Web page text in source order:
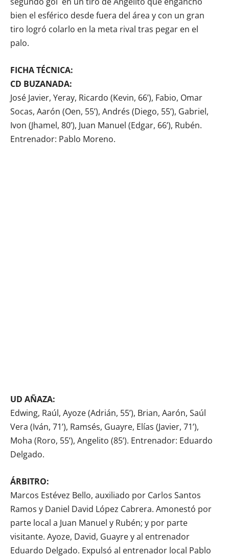
bien el esférico desde fuera del área y con un gran
tiro logró colarlo en la meta rival tras pegar en el
palo.
FICHA TÉCNICA:
CD BUZANADA:
José Javier, Yeray, Ricardo (Kevin, 66’), Fabio, Omar
Socas, Aarón (Oen, 55’), Andrés (Diego, 55’), Gabriel,
Ivon (Jhamel, 80’), Juan Manuel (Edgar, 66’), Rubén.
Entrenador: Pablo Moreno.
UD AÑAZA:
Edwing, Raúl, Ayoze (Adrián, 55’), Brian, Aarón, Saúl
Vera (Iván, 71’), Ramsés, Guayre, Elías (Javier, 71’),
Moha (Roro, 55’), Angelito (85’). Entrenador: Eduardo
Delgado.
ÁRBITRO:
Marcos Estévez Bello, auxiliado por Carlos Santos
Ramos y Daniel David López Cabrera. Amonestó por
parte local a Juan Manuel y Rubén; y por parte
visitante. Ayoze, David, Guayre y al entrenador
Eduardo Delgado. Expulsó al entrenador local Pablo